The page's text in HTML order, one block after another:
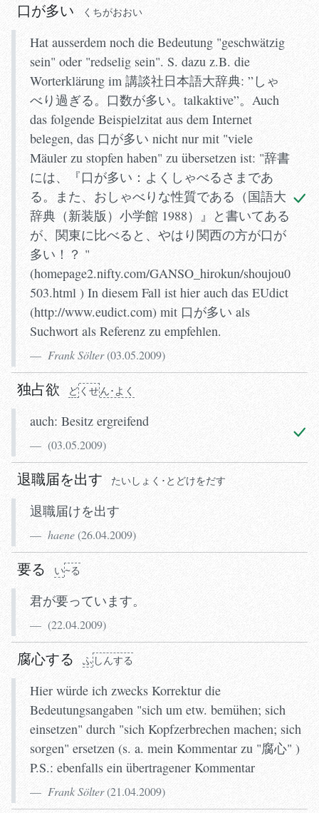
口が多い くちがおおい
Hat ausserdem noch die Bedeutung "geschwätzig
sein" oder "redselig sein". S. dazu z.B. die
Worterklärung im 講談社日本語大辞典: ”しゃ
べり過ぎる。口数が多い。talkaktive”。Auch
das folgende Beispielzitat aus dem Internet
belegen, das 口が多い nicht nur mit "viele
Mäuler zu stopfen haben" zu übersetzen ist: "辞書
には、『口が多い：よくしゃべるさまであ
る。また、おしゃべりな性質である（国語大
辞典（新装版）小学館 1988）』と書いてある
が、関東に比べると、やはり関西の方が口が
多い！？ "
(homepage2.nifty.com/GANSO_hirokun/shoujou0
503.html ) In diesem Fall ist hier auch das EUdict
(http://www.eudict.com) mit 口が多い als
Suchwort als Referenz zu empfehlen.
Frank Sölter(03.05.2009)
独占欲 ど くせん･よく
auch: Besitz ergreifend
(03.05.2009)
退職届を出す たいしょく･とどけをだす
退職届けを出す
haene(26.04.2009)
要る い~る
君が要っています。
(22.04.2009)
腐心する ふ しんする
Hier würde ich zwecks Korrektur die
Bedeutungsangaben "sich um etw. bemühen; sich
einsetzen" durch "sich Kopfzerbrechen machen; sich
sorgen" ersetzen (s. a. mein Kommentar zu "腐心" )
P.S.: ebenfalls ein übertragener Kommentar
Frank Sölter(21.04.2009)